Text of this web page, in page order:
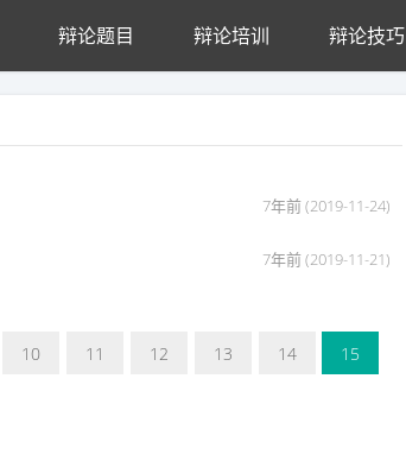
辩论题目 辩论培训 辩论技巧
7年前 (2019-11-24)
7年前 (2019-11-21)
10 11 12 13 14 15